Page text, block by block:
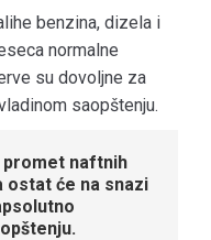
benzina, dizela i
normalne
su dovoljne za
saopštenju.
promet naftnih
ostat će na snazi